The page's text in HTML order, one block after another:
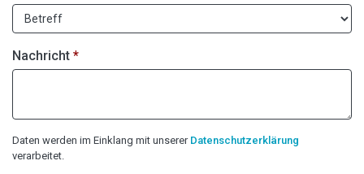
Nachricht *
Daten werden im Einklang mit unserer Datenschutzerklärung
verarbeitet.